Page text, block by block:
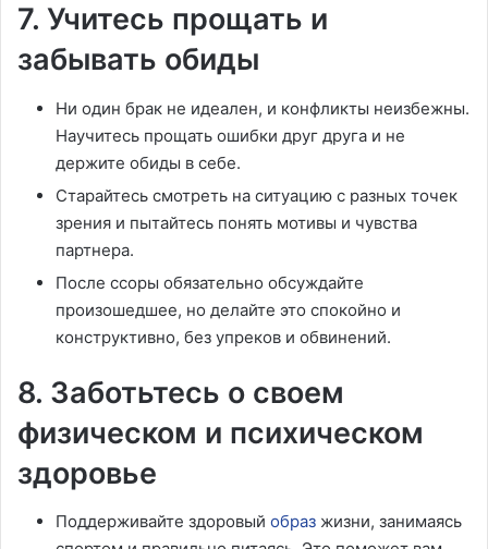
7. Учитесь прощать и
забывать обиды
Ни один брак не идеален, и конфликты неизбежны.
Научитесь прощать ошибки друг друга и не
держите обиды в себе.
Старайтесь смотреть на ситуацию с разных точек
зрения и пытайтесь понять мотивы и чувства
партнера.
После ссоры обязательно обсуждайте
произошедшее, но делайте это спокойно и
конструктивно, без упреков и обвинений.
8. Заботьтесь о своем
физическом и психическом
здоровье
Поддерживайте здоровый образ жизни, занимаясь